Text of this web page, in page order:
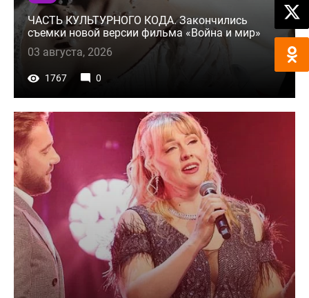
ЧАСТЬ КУЛЬТУРНОГО КОДА. Закончились
съемки новой версии фильма «Война и мир»
03 августа, 2026
1767 0